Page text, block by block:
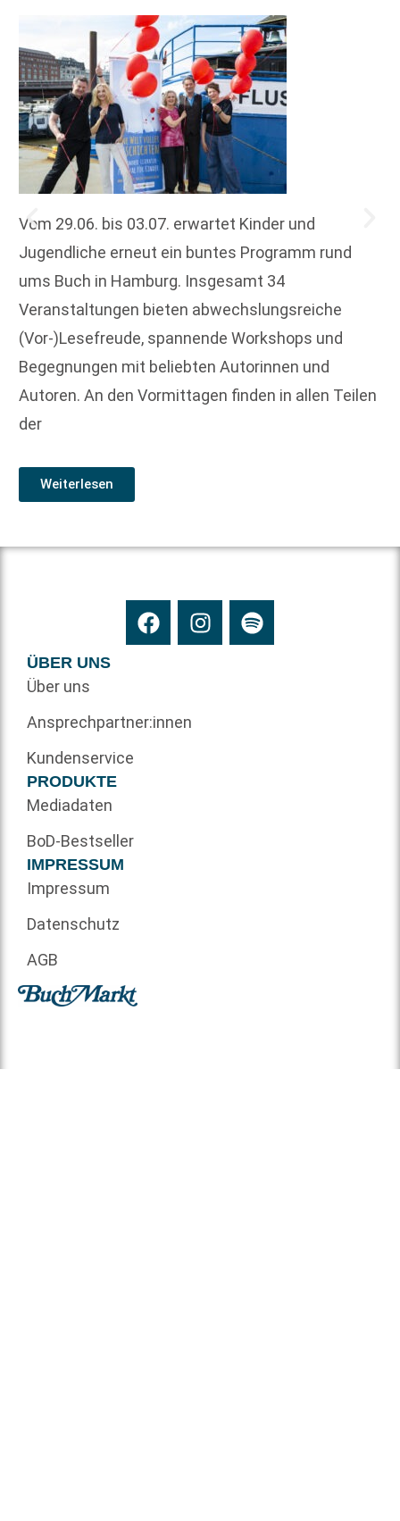
Vom 29.06. bis 03.07. erwartet Kinder und
Jugendliche erneut ein buntes Programm rund
ums Buch in Hamburg. Insgesamt 34
Veranstaltungen bieten abwechslungsreiche
(Vor-)Lesefreude, spannende Workshops und
Begegnungen mit beliebten Autorinnen und
Autoren. An den Vormittagen finden in allen Teilen
der
Weiterlesen
ÜBER UNS
Über uns
Ansprechpartner:innen
Kundenservice
PRODUKTE
Mediadaten
BoD-Bestseller
IMPRESSUM
Impressum
Datenschutz
AGB